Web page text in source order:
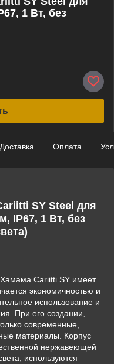
1 Вт, без
Доставка Оплата
SY Steel для
IP67, 1 Вт, без
Хамама Cariitti SY имеет
экономичностью и
использование и
При его создании,
современные,
материалы. Корпус
нержавеющей
используются